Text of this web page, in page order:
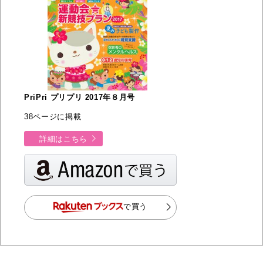
PriPri プリプリ 2017年８月号
38ページに掲載
詳細はこちら
で買う